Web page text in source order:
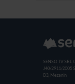
SENSO TV SRL
J40/2911/2005
B3, Mezanin